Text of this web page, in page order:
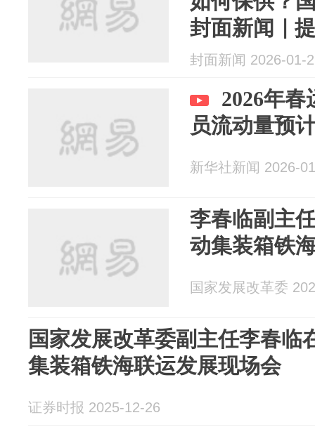
封面新闻｜
封面新闻 2026-01-
2026年
员流动量预
新华社新闻 2026-
李春临副主
动集装箱铁
国家发展改革委
国家发展改革委副主任李春临
集装箱铁海联运发展现场会
证券时报 2025-12-26